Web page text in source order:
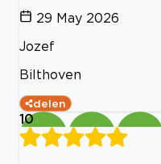
29 May 2026
Jozef
Bilthoven
delen
10